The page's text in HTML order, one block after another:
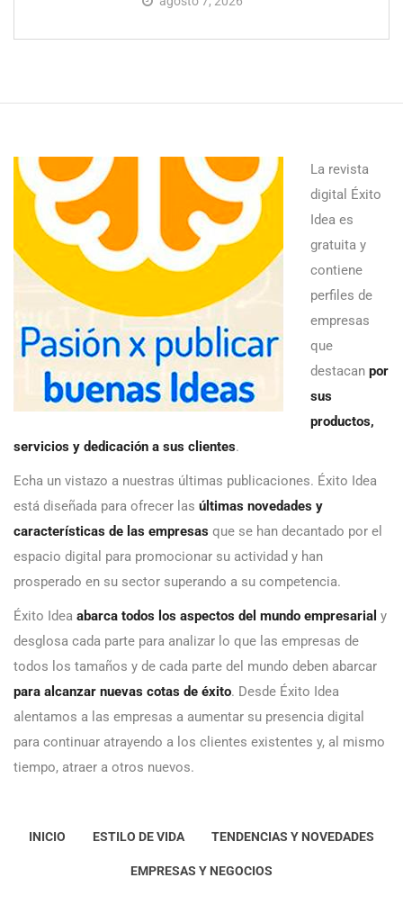
La revista
digital Éxito
Idea es
gratuita y
contiene
perfiles de
empresas
que
destacan por
sus
productos,
servicios y dedicación a sus clientes.
Echa un vistazo a nuestras últimas publicaciones. Éxito Idea
está diseñada para ofrecer las últimas novedades y
características de las empresas que se han decantado por el
espacio digital para promocionar su actividad y han
prosperado en su sector superando a su competencia.
Éxito Idea abarca todos los aspectos del mundo empresarial y
desglosa cada parte para analizar lo que las empresas de
todos los tamaños y de cada parte del mundo deben abarcar
para alcanzar nuevas cotas de éxito. Desde Éxito Idea
alentamos a las empresas a aumentar su presencia digital
para continuar atrayendo a los clientes existentes y, al mismo
tiempo, atraer a otros nuevos.
INICIO ESTILO DE VIDA TENDENCIAS Y NOVEDADES
EMPRESAS Y NEGOCIOS